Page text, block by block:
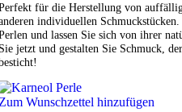
für die Herstellung von
individuellen
und lassen Sie sich von ihrer
jetzt und gestalten Sie Schmuck,
Wunschzettel hinzufügen